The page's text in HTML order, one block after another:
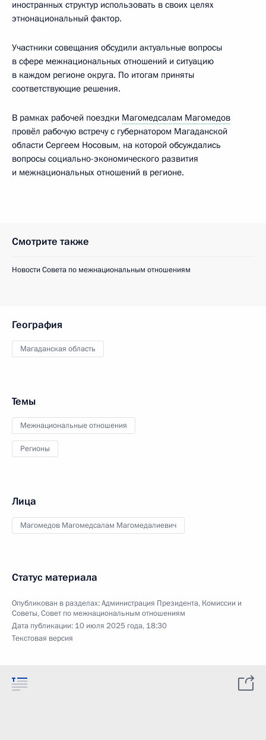
иностранных структур использовать в своих целях
этнонациональный фактор.
Участники совещания обсудили актуальные вопросы
в сфере межнациональных отношений и ситуацию
в каждом регионе округа. По итогам приняты
соответствующие решения.
В рамках рабочей поездки Магомедсалам Магомедов
провёл рабочую встречу с губернатором Магаданской
области Сергеем Носовым, на которой обсуждались
вопросы социально-экономического развития
и межнациональных отношений в регионе.
Смотрите также
Новости Совета по межнациональным отношениям
География
Магаданская область
Темы
Межнациональные отношения
Регионы
Лица
Магомедов Магомедсалам Магомедалиевич
Статус материала
Опубликован в разделах:Администрация Президента, Комиссии и
Советы,Совет по межнациональным отношениям
Дата публикации: 10 июля 2025 года, 18:30
Текстовая версия